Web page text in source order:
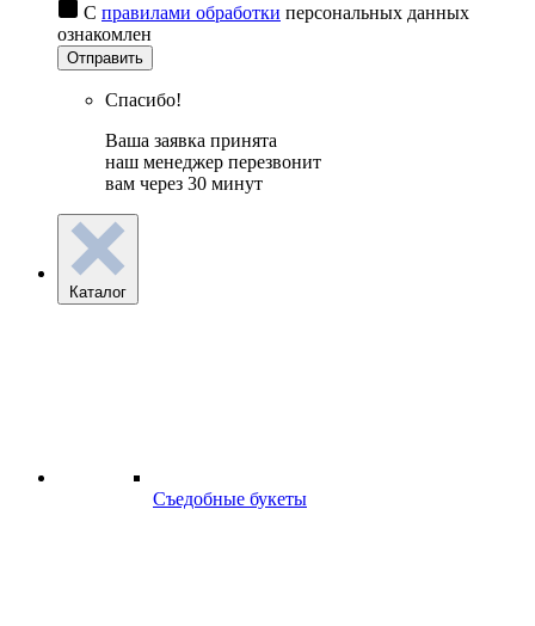
С правилами обработки персональных данных
ознакомлен
Отправить
Спасибо!
Ваша заявка принята
наш менеджер перезвонит
вам через 30 минут
Каталог
Съедобные букеты